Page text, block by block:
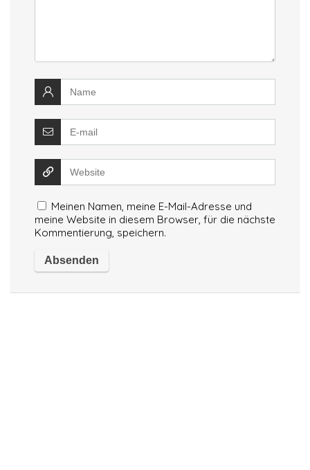
Meinen Namen, meine E-Mail-Adresse und
meine Website in diesem Browser, für die nächste
Kommentierung, speichern.